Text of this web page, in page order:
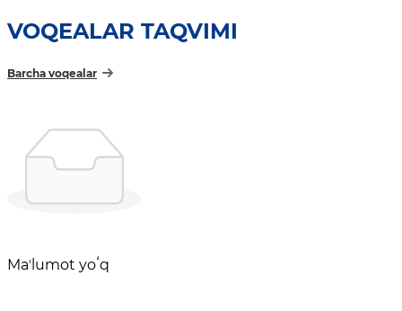
VOQEALAR TAQVIMI
Barcha voqealar
Maʼlumot yoʻq